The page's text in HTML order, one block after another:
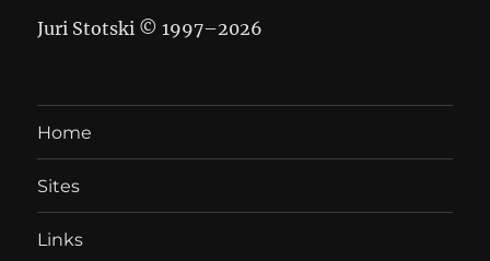
Juri Stotski © 1997–2026
Home
Sites
Links